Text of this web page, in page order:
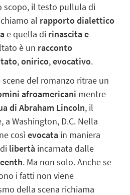
scopo, il testo pullula di
al rapporto dialettico
e quella di rinascita e
è un racconto
,onirico,evocativo.
del romanzo ritrae un
afroamericani mentre
di Abraham Lincoln, il
a Washington, D.C. Nella
così evocata in maniera
libertà incarnata dalle
. Ma non solo. Anche se
i fatti non viene
della scena richiama